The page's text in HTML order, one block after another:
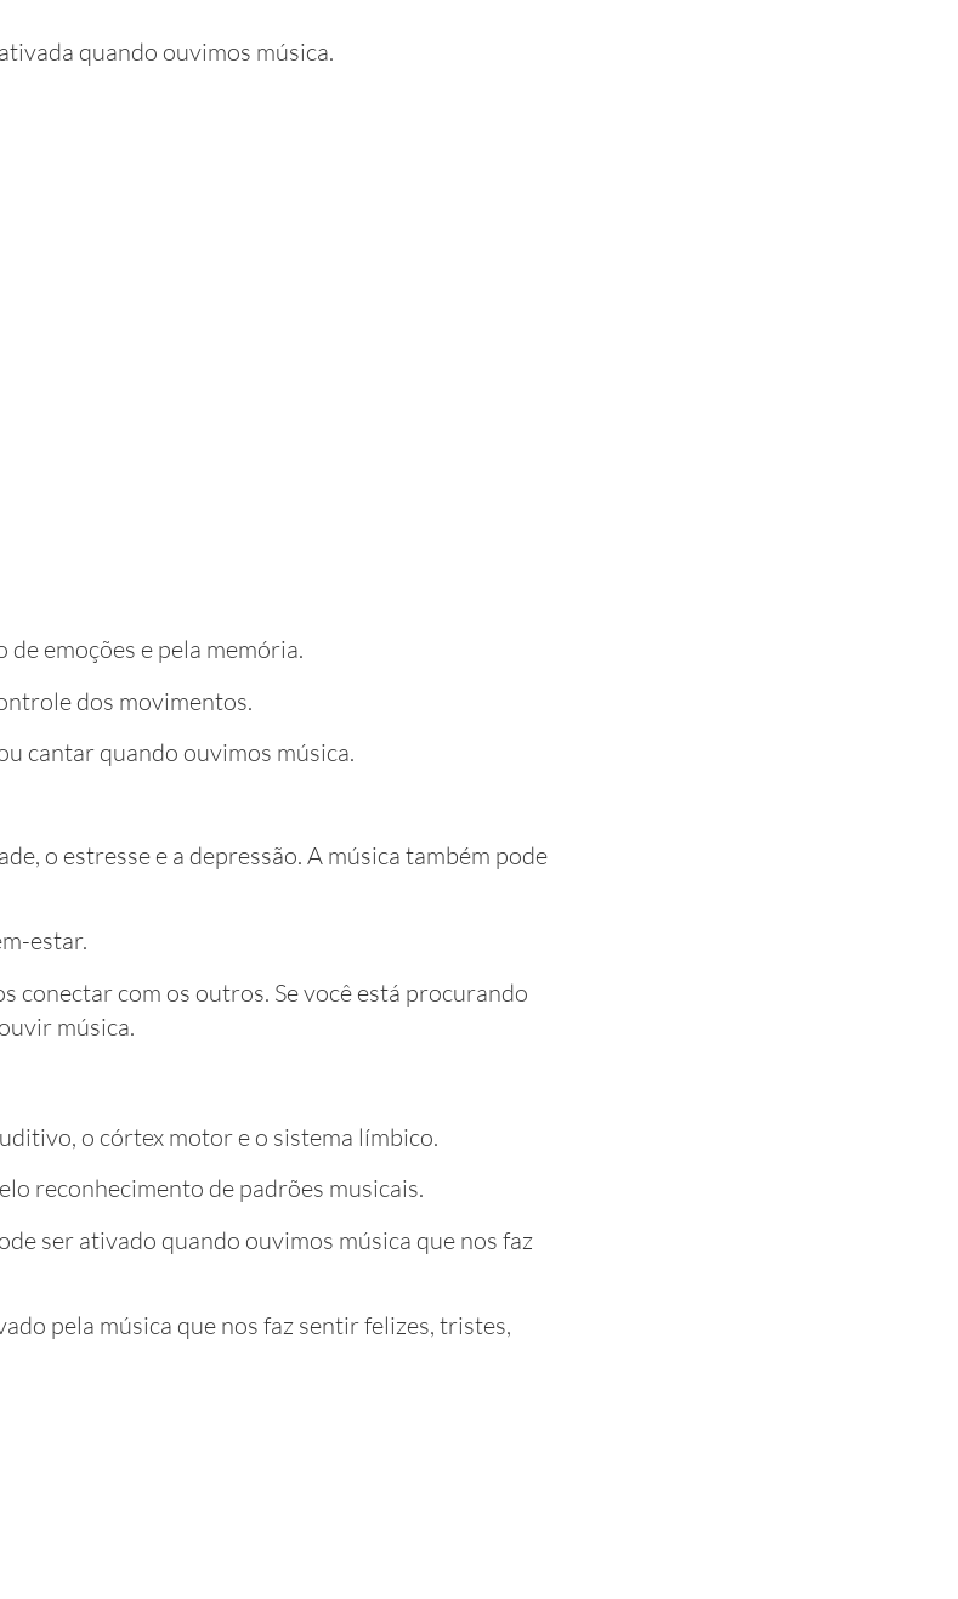
quando ouvimos música.
emoções e pela memória.
dos movimentos.
cantar quando ouvimos música.
o estresse e a depressão. A música também pode
estar.
conectar com os outros. Se você está procurando
música.
o córtex motor e o sistema límbico.
reconhecimento de padrões musicais.
ser ativado quando ouvimos música que nos faz
pela música que nos faz sentir felizes, tristes,